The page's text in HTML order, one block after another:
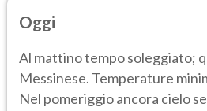
Oggi
Al mattino tempo soleggiato;
Messinese. Temperature
Nel pomeriggio ancora cielo